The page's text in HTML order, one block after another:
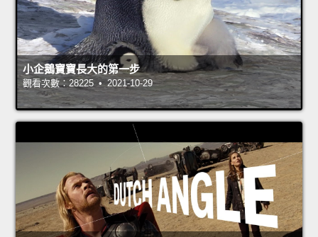
小企鵝寶寶長大的第一步
觀看次數：28225 • 2021-10-29